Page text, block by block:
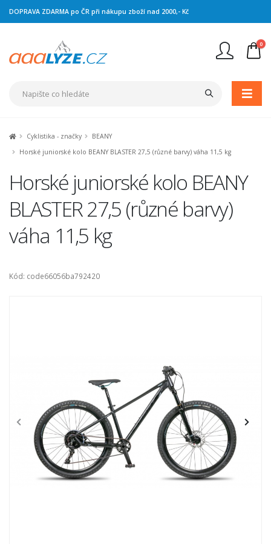
DOPRAVA ZDARMA po ČR při nákupu zboží nad 2000,- Kč
0
Cyklistika - značky
BEANY
Horské juniorské kolo BEANY BLASTER 27,5 (různé barvy) váha 11,5 kg
Horské juniorské kolo BEANY
BLASTER 27,5 (různé barvy)
váha 11,5 kg
Kód: code66056ba792420